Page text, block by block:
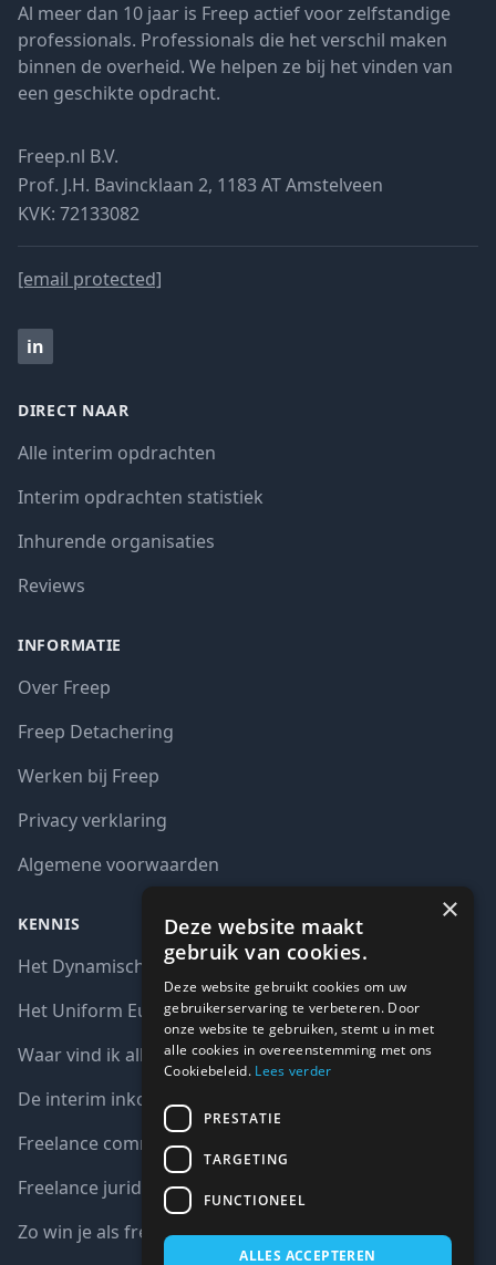
Al meer dan 10 jaar is Freep actief voor zelfstandige
professionals. Professionals die het verschil maken
binnen de overheid. We helpen ze bij het vinden van
een geschikte opdracht.
Freep.nl B.V.
Prof. J.H. Bavincklaan 2, 1183 AT Amstelveen
KVK: 72133082
[email protected]
in
DIRECT NAAR
Alle interim opdrachten
Interim opdrachten statistiek
Inhurende organisaties
Reviews
INFORMATIE
Over Freep
Freep Detachering
Werken bij Freep
Privacy verklaring
Algemene voorwaarden
KENNIS
Het Dynamisch aankoopsysteem (DAS)
Het Uniform Europees Aanbestedingsdocument (UEA)
Waar vind ik alle interim opdrachten bij de overheid?
De interim inkoop markt in cijfers
Freelance communicatie vacatures
Freelance juridische vacatures
Zo win je als freelancer een aanbesteding
×
Deze website maakt
gebruik van cookies.
Deze website gebruikt cookies om uw
gebruikerservaring te verbeteren. Door
onze website te gebruiken, stemt u in met
alle cookies in overeenstemming met ons
Cookiebeleid. Lees verder
PRESTATIE
TARGETING
FUNCTIONEEL
ALLES ACCEPTEREN